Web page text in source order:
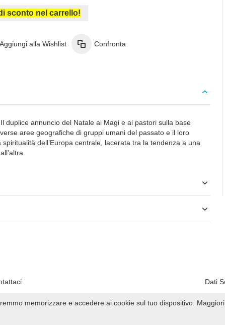
memorizzare e accedere ai cookie sul tuo dispositivo.
sconto nel carrello!
Aggiungi alla Wishlist Confronta
duplice annuncio del Natale ai Magi e ai pastori sulla base
aree geografiche di gruppi umani del passato e il loro
dell’Europa centrale, lacerata tra la tendenza a una
Dati